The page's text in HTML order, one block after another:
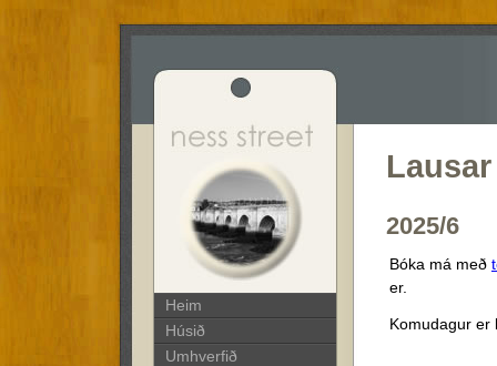
2025/6
Bóka má með
er.
Komudagur er
Heim
Húsið
Umhverfið